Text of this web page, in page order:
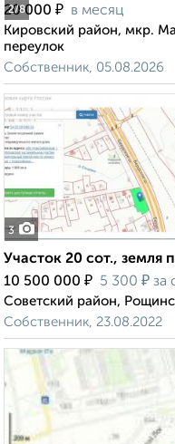
2/8
20 000 ₽ в месяц
Кировский район, мкр.
переулок
Собственник, 05.08.2026
3
Участок 20 сот., земля
10 500 000 ₽ 5 300 ₽ за
Советский район,
Собственник, 23.08.2022